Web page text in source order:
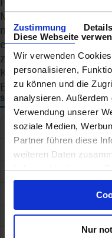
Zustimmung Details
Diese Webseite
Wir verwenden
personalisieren,
zu können und die
analysieren.
Verwendung unserer
soziale Medien,
Partner führen diese
weiteren Daten
haben oder die sie im
gesammelt haben.
Nur
Mein-Schiff-Flotte:
moderne
entspannte
zukunftsorientierten
Kreuzfahrten – und
Erlebnis auf See.
SCHIFF
Schiffskategorie
Schiffstyp
Baujahr
Anz. Kabinen